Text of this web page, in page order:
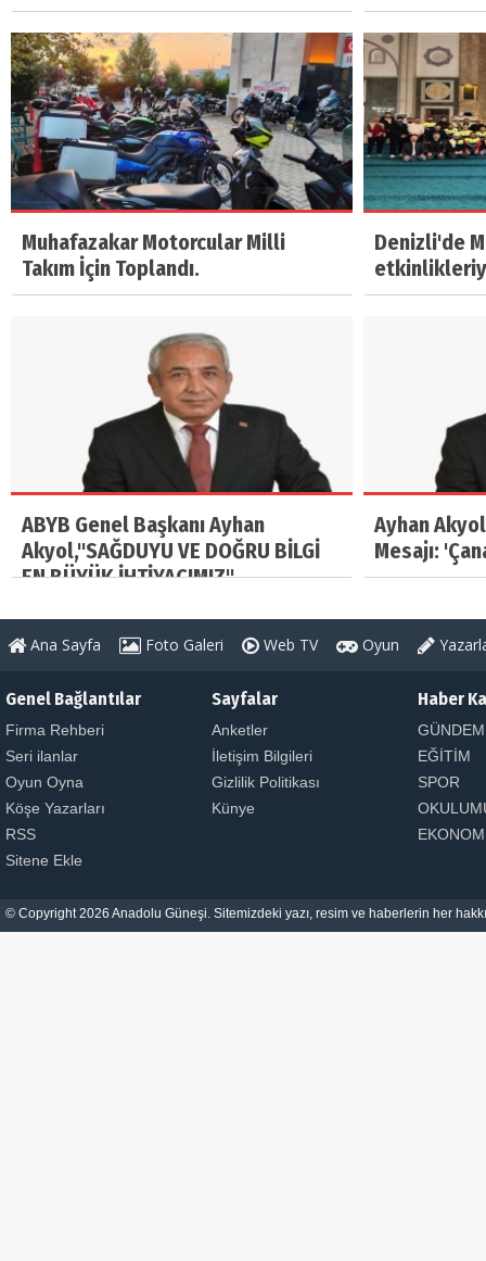
Muhafazakar Motorcular Milli
Takım İçin Toplandı.
Denizli'de
ABYB Genel Başkanı Ayhan
Akyol,"SAĞDUYU VE DOĞRU BİLGİ
EN BÜYÜK İHTİYACIMIZ"
Ayhan
Mesajı:
Ana Sayfa Foto Galeri Web TV Oyun
Genel Bağlantılar
Firma Rehberi
Seri ilanlar
Oyun Oyna
Köşe Yazarları
RSS
Sitene Ekle
Sayfalar
Anketler
İletişim Bilgileri
Gizlilik Politikası
Künye
Haber
GÜNDEM
EĞİTİM
SPOR
© Copyright 2026 Anadolu Güneşi. Sitemizdeki yazı, resim ve haberlerin her